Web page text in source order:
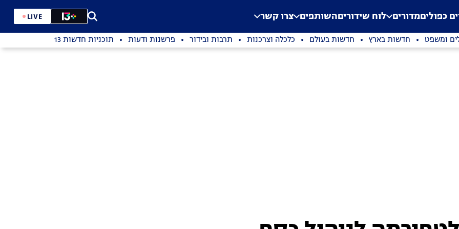
Application error: a
. כפוליםמדורים לוח שידוריםהשותפים צרו קשר LIVE
ומשפט חדשות בארץ חדשות בעולם כלכלה וצרכנות תרבות ובידור פרשנות ודעות תוכניות חדשות 13